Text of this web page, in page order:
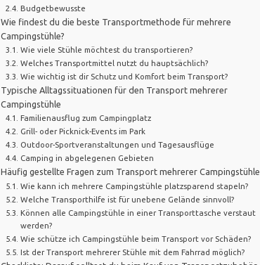
Budgetbewusste
Wie findest du die beste Transportmethode für mehrere
Campingstühle?
Wie viele Stühle möchtest du transportieren?
Welches Transportmittel nutzt du hauptsächlich?
Wie wichtig ist dir Schutz und Komfort beim Transport?
Typische Alltagssituationen für den Transport mehrerer
Campingstühle
Familienausflug zum Campingplatz
Grill- oder Picknick-Events im Park
Outdoor-Sportveranstaltungen und Tagesausflüge
Camping in abgelegenen Gebieten
Häufig gestellte Fragen zum Transport mehrerer Campingstühle
Wie kann ich mehrere Campingstühle platzsparend stapeln?
Welche Transporthilfe ist für unebene Gelände sinnvoll?
Können alle Campingstühle in einer Transporttasche verstaut
werden?
Wie schütze ich Campingstühle beim Transport vor Schäden?
Ist der Transport mehrerer Stühle mit dem Fahrrad möglich?